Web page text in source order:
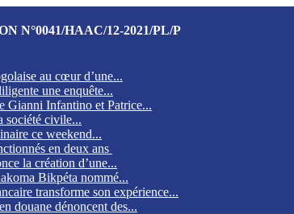
N°0041/HAAC/12-2021/PL/P
au cœur d’une...
une enquête...
Gianni Infantino et Patrice...
société civile...
ce weekend...
en deux ans
la création d’une...
Bikpéta nommé...
transforme son expérience...
douane dénoncent des...